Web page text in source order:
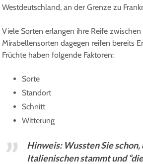
Westdeutschland, an der Grenze zu
Viele Sorten erlangen ihre Reife
Mirabellensorten dagegen reifen bereits
Früchte haben folgende Faktoren:
Sorte
Standort
Schnitt
Witterung
Hinweis: Wussten Sie
Italienischen stammt und